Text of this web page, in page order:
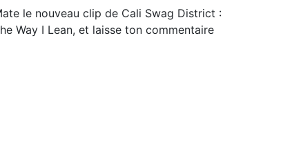
le nouveau clip de Cali Swag District :
Way I Lean, et laisse ton commentaire